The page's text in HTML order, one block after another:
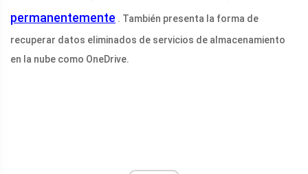
permanentemente . También presenta la forma de
recuperar datos eliminados de servicios de almacenamiento
en la nube como OneDrive.